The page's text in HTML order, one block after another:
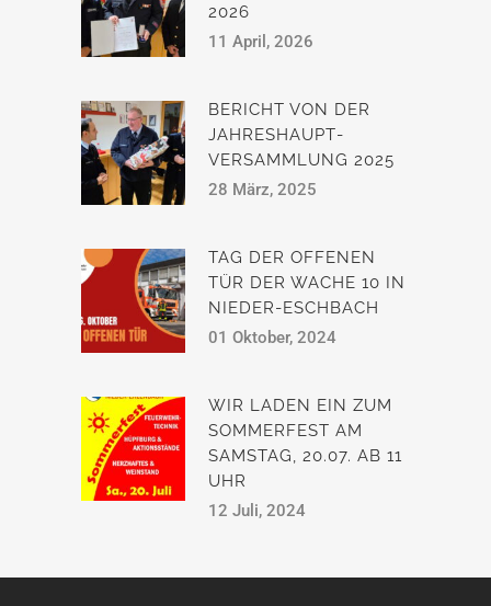
2026
11 April, 2026
BERICHT VON DER
JAHRESHAUPT­
VERSAMMLUNG 2025
28 März, 2025
TAG DER OFFENEN
TÜR DER WACHE 10 IN
NIEDER-ESCHBACH
01 Oktober, 2024
WIR LADEN EIN ZUM
SOMMERFEST AM
SAMSTAG, 20.07. AB 11
UHR
12 Juli, 2024